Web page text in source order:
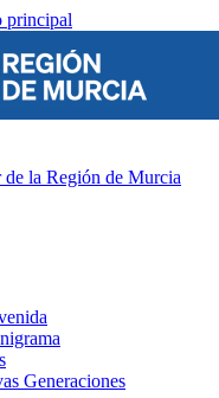
principal
Generaciones